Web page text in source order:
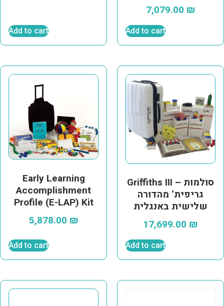
Add to cart
7,079.00 ₪
Add to cart
Early Learning
Accomplishment
Profile (E-LAP) Kit
5,878.00 ₪
Add to cart
Griffiths III – סולמות
גריפית‘ מהדורה
שלישית באנגלית
17,699.00 ₪
Add to cart